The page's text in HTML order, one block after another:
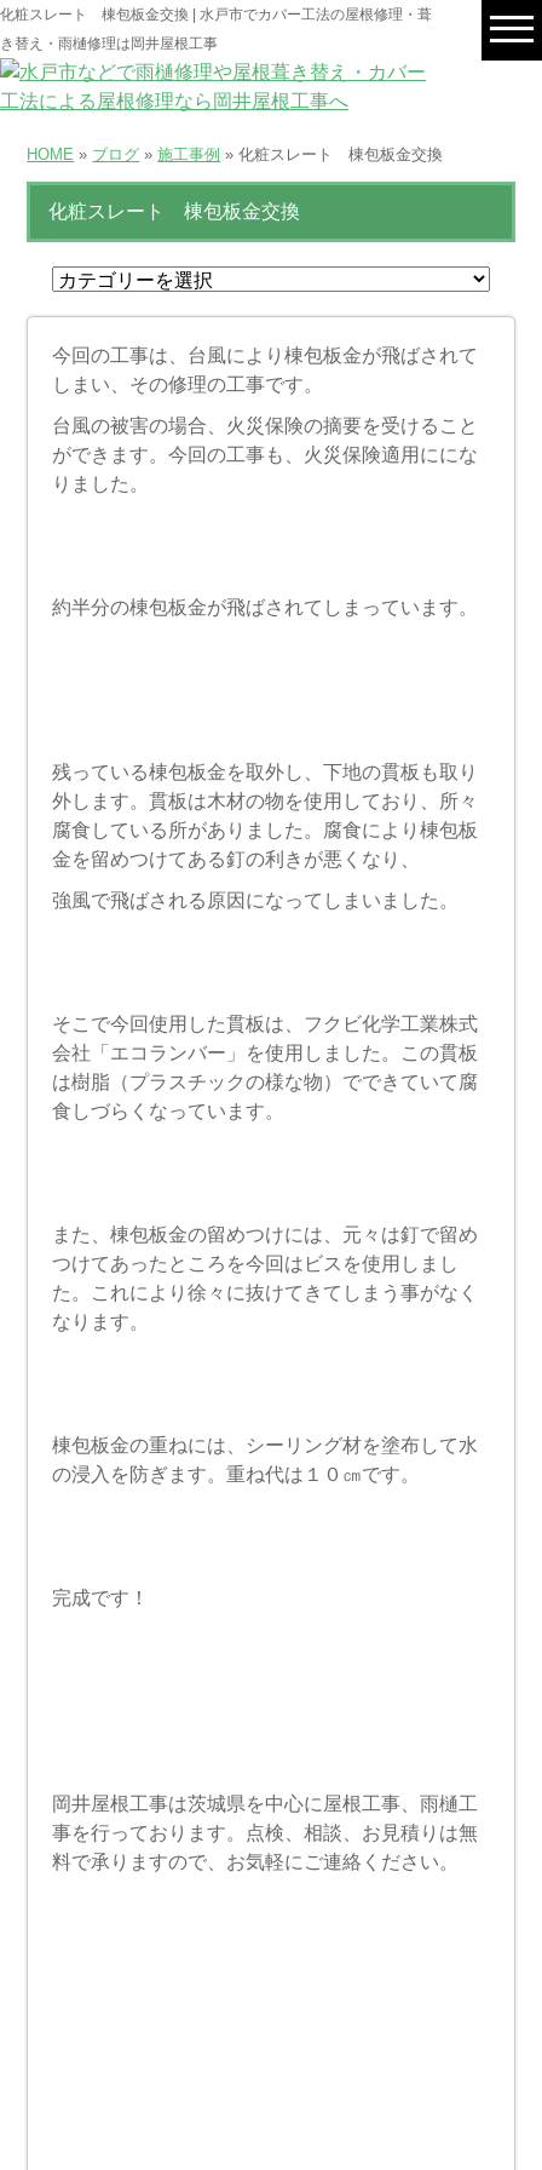
化粧スレート 棟包板金交換 | 水戸市でカバー工法の屋根修理・葺
き替え・雨樋修理は岡井屋根工事
HOME » ブログ »施工事例 » 化粧スレート 棟包板金交換
化粧スレート 棟包板金交換
今回の工事は、台風により棟包板金が飛ばされて
しまい、その修理の工事です。
台風の被害の場合、火災保険の摘要を受けること
ができます。今回の工事も、火災保険適用ににな
りました。
約半分の棟包板金が飛ばされてしまっています。
残っている棟包板金を取外し、下地の貫板も取り
外します。貫板は木材の物を使用しており、所々
腐食している所がありました。腐食により棟包板
金を留めつけてある釘の利きが悪くなり、
強風で飛ばされる原因になってしまいました。
そこで今回使用した貫板は、フクビ化学工業株式
会社「エコランバー」を使用しました。この貫板
は樹脂（プラスチックの様な物）でできていて腐
食しづらくなっています。
また、棟包板金の留めつけには、元々は釘で留め
つけてあったところを今回はビスを使用しまし
た。これにより徐々に抜けてきてしまう事がなく
なります。
棟包板金の重ねには、シーリング材を塗布して水
の浸入を防ぎます。重ね代は１０㎝です。
完成です！
岡井屋根工事は茨城県を中心に屋根工事、雨樋工
事を行っております。点検、相談、お見積りは無
料で承りますので、お気軽にご連絡ください。